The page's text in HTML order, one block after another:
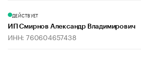
ДЕЙСТВУЕТ
ИП Смирнов Александр Владимирович
ИНН: 760604657438